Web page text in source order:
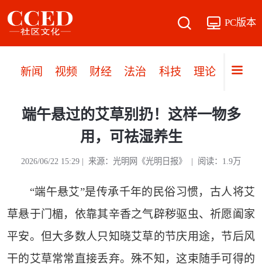
PC版本
新闻 视频 财经 法治 科技 理论 党建
端午悬过的艾草别扔！这样一物多
用，可祛湿养生
2026/06/22 15:29 | 来源：光明网《光明日报》 | 阅读：1.9万
“端午悬艾”是传承千年的民俗习惯，古人将艾
草悬于门楣，依靠其辛香之气辟秽驱虫、祈愿阖家
平安。但大多数人只知晓艾草的节庆用途，节后风
干的艾草常常直接丢弃。殊不知，这束随手可得的